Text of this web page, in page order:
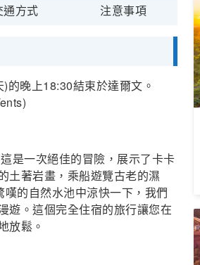
通方式 注意事項
晚上18:30結束於達爾文。
是一次絕佳的冒險，展示了卡卡
土著岩畫，乘船遊覽古老的濕
的自然水池中涼快一下，我們
遊。這個完全住宿的旅行讓您在
放鬆。